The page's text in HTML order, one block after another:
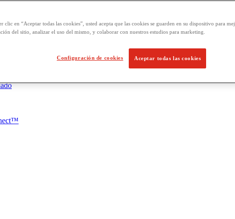
clic en “Aceptar todas las cookies”, usted acepta que las cookies se guarden en su dispositivo para
del sitio, analizar el uso del mismo, y colaborar con nuestros estudios para marketing.
Configuración de cookies Aceptar todas las cookies